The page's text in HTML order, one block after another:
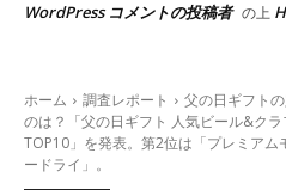
WordPress コメントの投稿者 の上